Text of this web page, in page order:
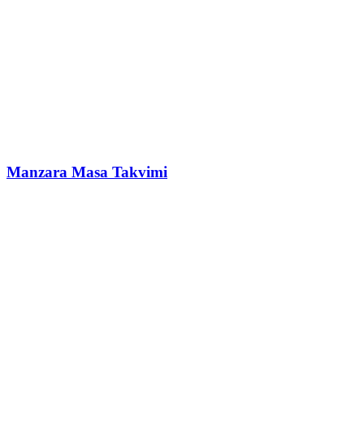
Manzara Masa Takvimi